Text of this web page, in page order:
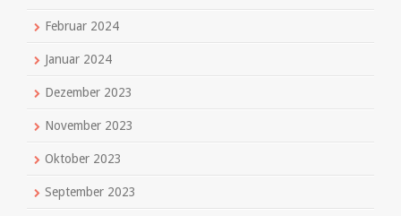
Februar 2024
Januar 2024
Dezember 2023
November 2023
Oktober 2023
September 2023